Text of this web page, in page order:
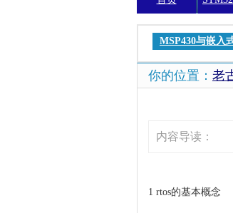
机
MSP430与嵌入
你的位置： 老
内容导读：
1 rtos的基本概念